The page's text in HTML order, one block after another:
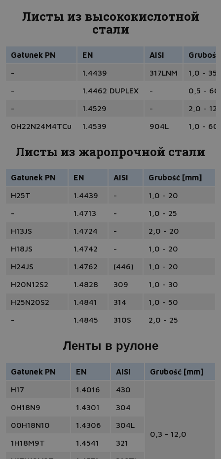
Листы из высококислотной
стали
Gatunek PN EN AISI
-
1.4439 317LNM
1,0 - 35
-
1.4462 DUPLEX -
0,5 - 60
-
1.4529 -
2,0 - 12
0H22N24M4TCu
1.4539 904L 1,0 - 60
Листы из жаропрочной стали
Gatunek PN EN AISI
Grubość [mm]
H25T
1.4439 -
1,0 - 20
-
1.4713 -
1,0 - 25
H13JS
1.4724 -
2,0 - 20
H18JS
1.4742 -
1,0 - 20
H24JS
1.4762 (446)
1,0 - 20
H20N12S2
1.4828 309
1,0 - 30
H25N20S2
1.4841 314
1,0 - 50
-
1.4845 310S 2,0 - 25
Ленты в рулоне
Gatunek PN EN AISI
Grubość [mm]
H17
1.4016 430
0,3 - 12,0
0H18N9 1.4301
304
00H18N10
1.4306
304L
1H18M9T
1.4541
321